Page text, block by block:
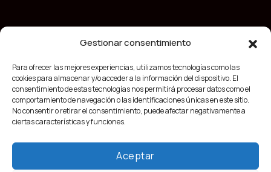
Gestionar consentimiento
Para ofrecer las mejores experiencias, utilizamos tecnologías como las
cookies para almacenar y/o acceder a la información del dispositivo. El
consentimiento de estas tecnologías nos permitirá procesar datos como el
comportamiento de navegación o las identificaciones únicas en este sitio.
No consentir o retirar el consentimiento, puede afectar negativamente a
ciertas características y funciones.
Aceptar